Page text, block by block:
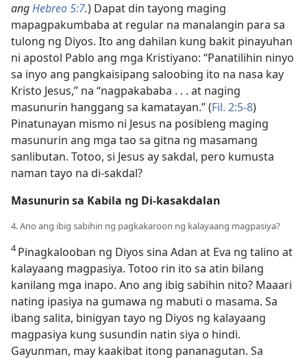
angHebreo 5:7.) Dapat din tayong maging
mapagpakumbaba at regular na manalangin para sa
tulong ng Diyos. Ito ang dahilan kung bakit pinayuhan
ni apostol Pablo ang mga Kristiyano: “Panatilihin ninyo
sa inyo ang pangkaisipang saloobing ito na nasa kay
Kristo Jesus,” na “nagpakababa . . . at naging
masunurin hanggang sa kamatayan.” (Fil. 2:5-8)
Pinatunayan mismo ni Jesus na posibleng maging
masunurin ang mga tao sa gitna ng masamang
sanlibutan. Totoo, si Jesus ay sakdal, pero kumusta
naman tayo na di-sakdal?
Masunurin sa Kabila ng Di-kasakdalan
4. Ano ang ibig sabihin ng pagkakaroon ng kalayaang magpasiya?
4Pinagkalooban ng Diyos sina Adan at Eva ng talino at
kalayaang magpasiya. Totoo rin ito sa atin bilang
kanilang mga inapo. Ano ang ibig sabihin nito? Maaari
nating ipasiya na gumawa ng mabuti o masama. Sa
ibang salita, binigyan tayo ng Diyos ng kalayaang
magpasiya kung susundin natin siya o hindi.
Gayunman, may kaakibat itong pananagutan. Sa